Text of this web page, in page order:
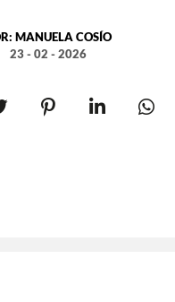
MANUELA COSÍO
23 - 02 - 2026